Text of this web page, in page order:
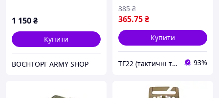
1 150₴
Купити
ВОЄНТОРГ ARMY SHOP
365.75₴
385 ₴
Купити
ТГ22 (тактичні товари) 93%